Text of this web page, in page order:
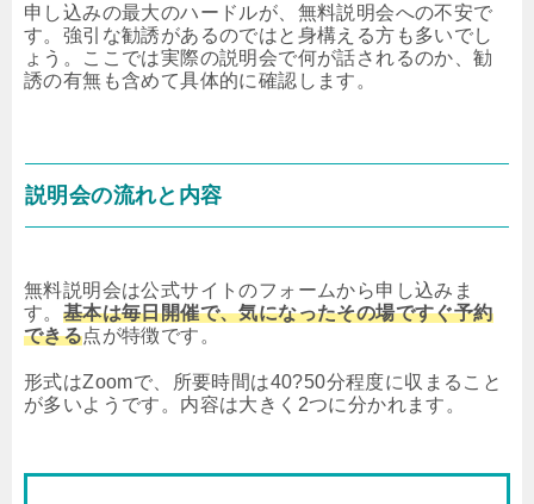
申し込みの最大のハードルが、無料説明会への不安で
す。強引な勧誘があるのではと身構える方も多いでし
ょう。ここでは実際の説明会で何が話されるのか、勧
誘の有無も含めて具体的に確認します。
説明会の流れと内容
無料説明会は公式サイトのフォームから申し込みま
す。 基本は毎日開催で、気になったその場ですぐ予約
できる点が特徴です。
形式はZoomで、所要時間は40?50分程度に収まること
が多いようです。内容は大きく2つに分かれます。